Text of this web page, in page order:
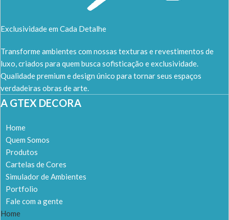
Exclusividade em Cada Detalhe
Transforme ambientes com nossas texturas e revestimentos de
luxo, criados para quem busca sofisticação e exclusividade.
Qualidade premium e design único para tornar seus espaços
verdadeiras obras de arte.
A GTEX DECORA
Home
Quem Somos
Produtos
Cartelas de Cores
Simulador de Ambientes
Portfolio
Fale com a gente
Home